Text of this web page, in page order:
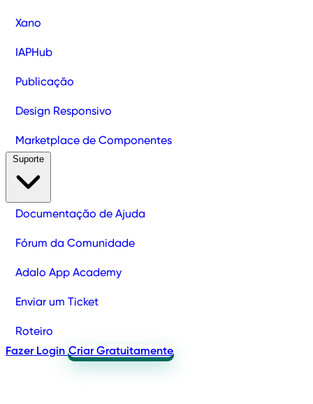
Xano
IAPHub
Publicação
Design Responsivo
Marketplace de Componentes
Documentação de Ajuda
Fórum da Comunidade
Adalo App Academy
Enviar um Ticket
Roteiro
Fazer Login Criar Gratuitamente